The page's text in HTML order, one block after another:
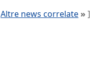
Altre news correlate » ]